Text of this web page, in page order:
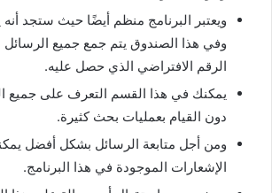
ويعتبر البرنامج منظم أيضًا حيث ستجد
وفي هذا الصندوق يتم جمع جميع الرسائل
الرقم الافتراضي الذي حصل عليه.
يمكنك في هذا القسم التعرف على جميع
دون القيام بعمليات بحث كثيرة.
ومن أجل متابعة الرسائل بشكل أفضل
الإشعارات الموجودة في هذا البرنامج.